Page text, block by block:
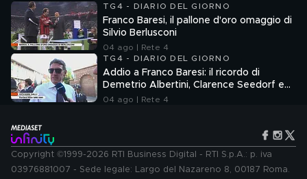
TG4 - DIARIO DEL GIORNO
Franco Baresi, il pallone d'oro omaggio di
Silvio Berlusconi
04 ago | Rete 4
TG4 - DIARIO DEL GIORNO
Addio a Franco Baresi: il ricordo di
Demetrio Albertini, Clarence Seedorf e
Giovanni Galli
04 ago | Rete 4
Copyright ©1999-2026 RTI Business Digital - RTI S.p.A.: p. iva
03976881007 - Sede legale: Largo del Nazareno 8, 00187 Roma.